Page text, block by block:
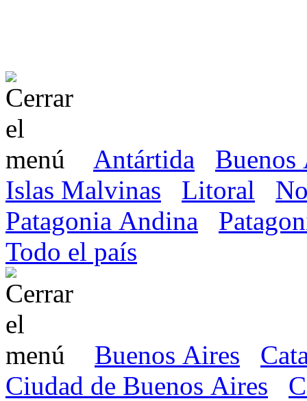
Antártida
Buenos
Islas Malvinas
Litoral
Patagonia Andina
Todo el país
Buenos Aires
Ciudad de Buenos Aires